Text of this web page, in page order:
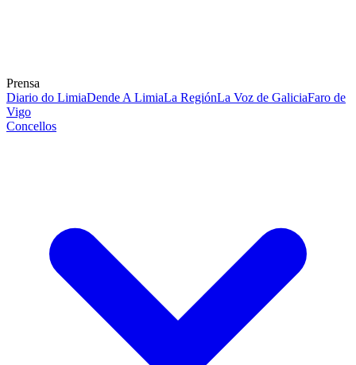
Prensa
Diario do LimiaDende A LimiaLa RegiónLa Voz de GaliciaFaro de
Vigo
Concellos